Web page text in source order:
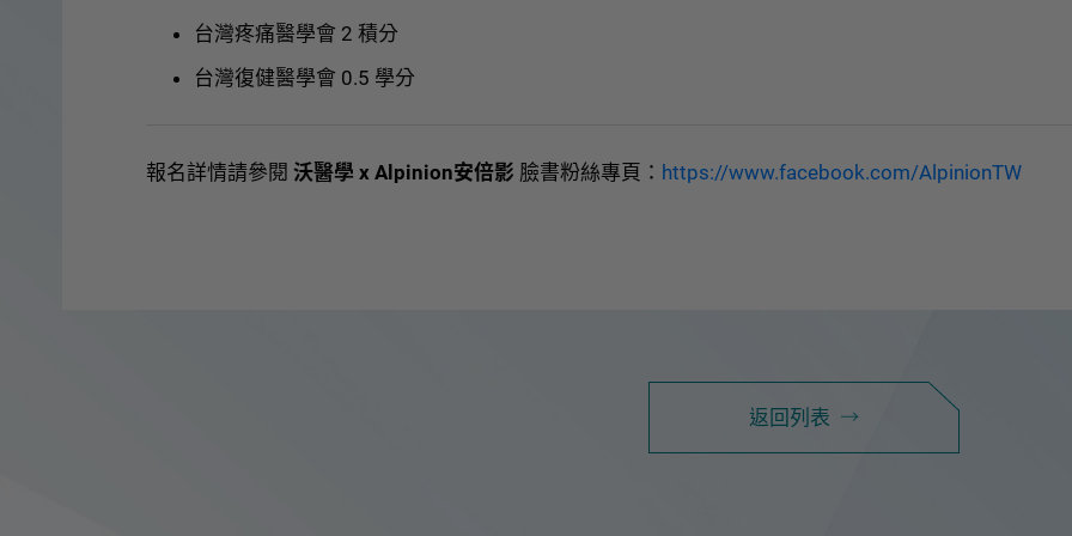
台灣疼痛醫學會 2 積分
台灣復健醫學會 0.5 學分
報名詳情請參閱 沃醫學 x Alpinion安倍影 臉書粉絲專頁： https://www.facebook.com/AlpinionTW
返回列表